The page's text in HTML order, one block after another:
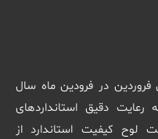
فروردین در فرودین ماه سال
به رعایت دقیق استانداردهای
لوح کیفیت استاندارد از